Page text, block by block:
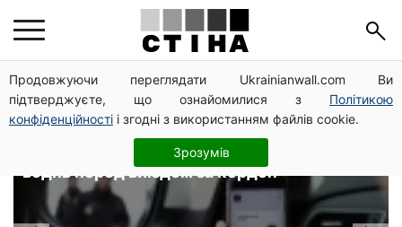
Продовжуючи переглядати Ukrainianwall.com Ви
підтверджуєте, що ознайомилися з Політикою
конфіденційності і згодні з використанням файлів cookie.
Зрозумів
Головні новини
Фейкові сайти сервісних центрів
МВС: шахраї виманюють гроші у
водіїв перед виїздом за кордон